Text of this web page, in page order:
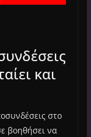
και
στο
βοηθήσει να